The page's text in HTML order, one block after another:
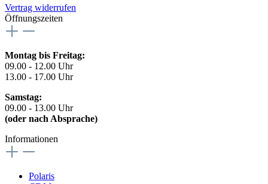
Vertrag widerrufen
Öffnungszeiten
Montag bis Freitag:
09.00 - 12.00 Uhr
13.00 - 17.00 Uhr
Samstag:
09.00 - 13.00 Uhr
(oder nach Absprache)
Informationen
Polaris